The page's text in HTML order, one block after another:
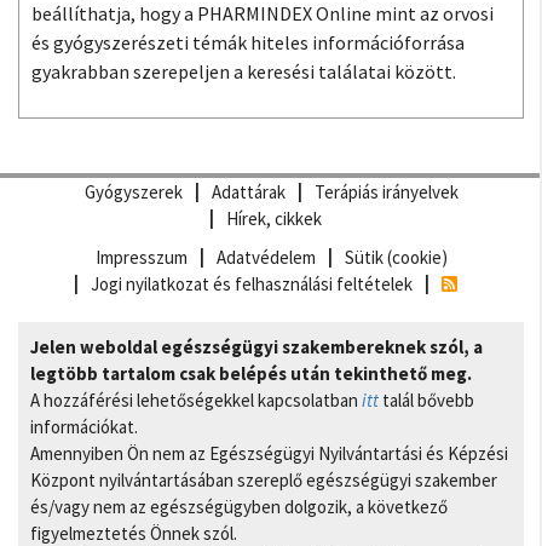
beállíthatja, hogy a PHARMINDEX Online mint az orvosi
és gyógyszerészeti témák hiteles információforrása
gyakrabban szerepeljen a keresési találatai között.
Gyógyszerek Adattárak
Terápiás irányelvek
Hírek, cikkek
Impresszum
Adatvédelem
Sütik (cookie)
Jogi nyilatkozat és felhasználási feltételek
Jelen weboldal egészségügyi szakembereknek szól, a
legtöbb tartalom csak belépés után tekinthető meg.
A hozzáférési lehetőségekkel kapcsolatban itt talál bővebb
információkat.
Amennyiben Ön nem az Egészségügyi Nyilvántartási és Képzési
Központ nyilvántartásában szereplő egészségügyi szakember
és/vagy nem az egészségügyben dolgozik, a következő
figyelmeztetés Önnek szól.